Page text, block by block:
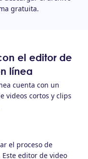
gratuita.
el editor de
línea
cuenta con un
videos cortos y clips
el proceso de
editor de video